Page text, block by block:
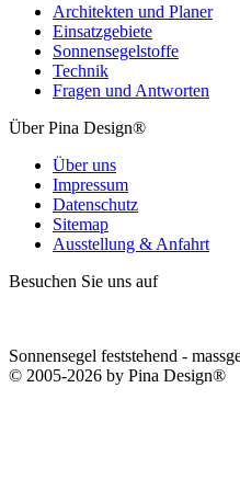
Architekten und Planer
Einsatzgebiete
Sonnensegelstoffe
Technik
Fragen und Antworten
Über Pina Design®
Über uns
Impressum
Datenschutz
Sitemap
Ausstellung & Anfahrt
Besuchen Sie uns auf
Sonnensegel feststehend -
© 2005-2026 by Pina Design®